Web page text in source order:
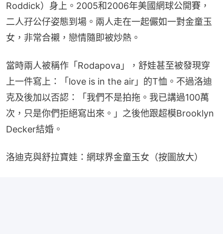
Roddick）身上。2005和2006年美國網球公開賽，
二人孖公仔姿態到場。兩人走在一起儼如一對金童玉
女，非常合襯，戀情隨即被炒熱。
當時兩人被稱作「Rodapova」，舒娃甚至被發現穿
上一件寫上：「love is in the air」的T恤。不過洛迪
克及後加以否認：「我們不是拍拖。我已講過100萬
次，只是你們拒絕寫出來。」之後他跟超模Brooklyn
Decker結婚。
洛迪克與舒拉寶娃：網球界金童玉女（按圖放大）